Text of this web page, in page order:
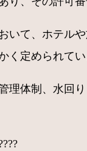
て、ホテル
く定められてい
体制、水回